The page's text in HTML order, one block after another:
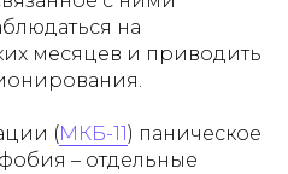
на
месяцев и приводить
( МКБ-11) паническое
– отдельные